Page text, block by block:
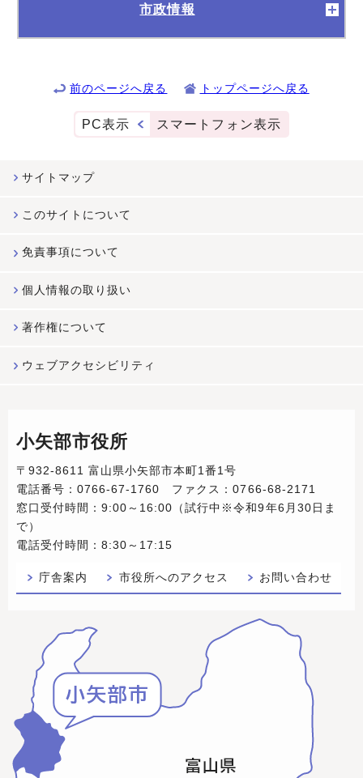
市政情報
前のページへ戻る トップページへ戻る
PC表示 スマートフォン表示
サイトマップ
このサイトについて
免責事項について
個人情報の取り扱い
著作権について
ウェブアクセシビリティ
小矢部市役所
〒932-8611 富山県小矢部市本町1番1号
電話番号：0766-67-1760 ファクス：0766-68-2171
窓口受付時間：9:00～16:00（試行中※令和9年6月30日ま
で）
電話受付時間：8:30～17:15
庁舎案内 市役所へのアクセス お問い合わせ